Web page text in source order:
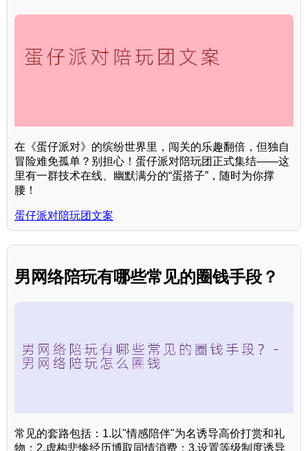
在《蛋仔派对》的缤纷世界里，闯关的乐趣翻倍，但独自
冒险难免孤单？别担心！蛋仔派对陪玩团正式集结——这
里有一群技术在线、幽默满分的“蛋搭子”，随时为你撑
腰！
蛋仔派对陪玩团文案
男网络陪玩有哪些常见的圈钱手段？
常见的套路包括：1.以"情感陪伴"为名诱导高价打赏和礼
物；2.虚构悲惨经历博取同情消费；3.设置等级制度诱导